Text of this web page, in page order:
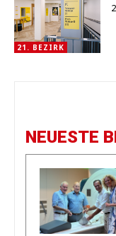
21. BEZIRK
NEUESTE